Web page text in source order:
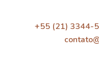
+55 (21) 3344-